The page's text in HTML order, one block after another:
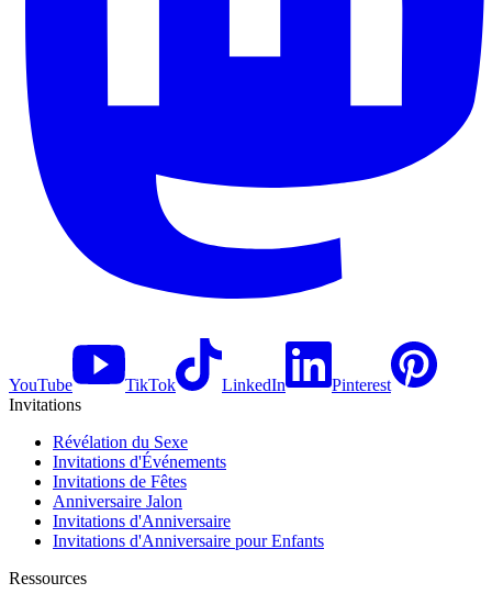
YouTube TikTok LinkedIn
Pinterest
Invitations
Révélation du Sexe
Invitations d'Événements
Invitations de Fêtes
Anniversaire Jalon
Invitations d'Anniversaire
Invitations d'Anniversaire pour Enfants
Ressources